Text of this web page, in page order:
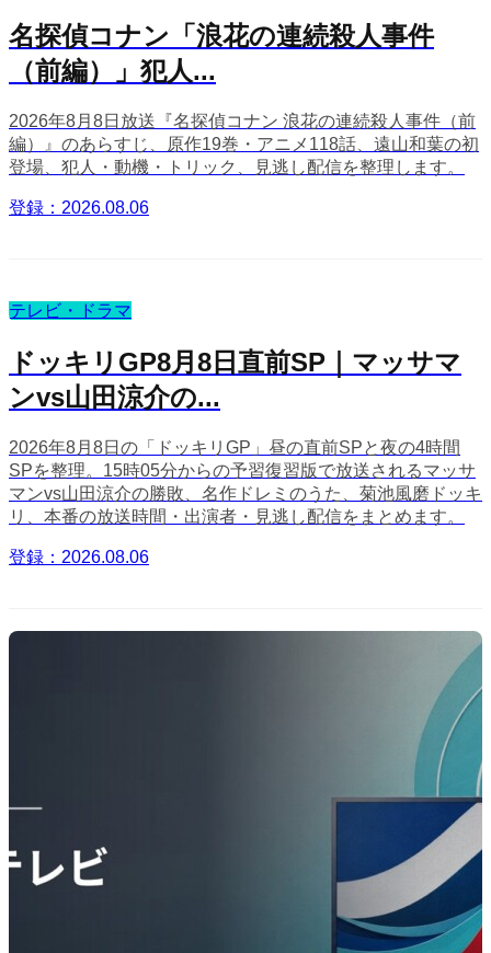
名探偵コナン「浪花の連続殺人事件
（前編）」犯人...
2026年8月8日放送『名探偵コナン 浪花の連続殺人事件（前
編）』のあらすじ、原作19巻・アニメ118話、遠山和葉の初
登場、犯人・動機・トリック、見逃し配信を整理します。
登録：2026.08.06
テレビ・ドラマ
ドッキリGP8月8日直前SP｜マッサマ
ンvs山田涼介の...
2026年8月8日の「ドッキリGP」昼の直前SPと夜の4時間
SPを整理。15時05分からの予習復習版で放送されるマッサ
マンvs山田涼介の勝敗、名作ドレミのうた、菊池風磨ドッキ
リ、本番の放送時間・出演者・見逃し配信をまとめます。
登録：2026.08.06